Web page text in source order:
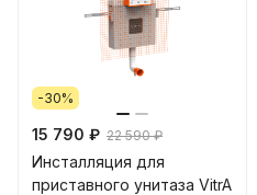
-30%
15 790 ₽ 22 590 ₽
Инсталляция для
приставного унитаза VitrA